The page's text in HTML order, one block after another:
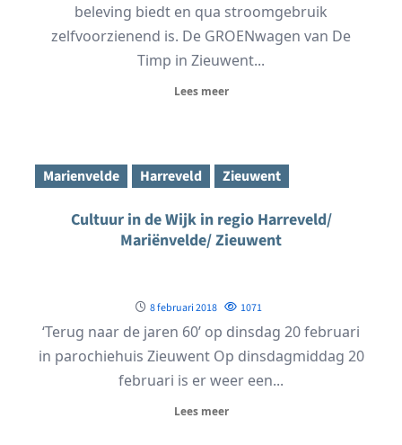
beleving biedt en qua stroomgebruik
zelfvoorzienend is. De GROENwagen van De
Timp in Zieuwent...
Lees meer
Marienvelde Harreveld Zieuwent
Cultuur in de Wijk in regio Harreveld/
Mariënvelde/ Zieuwent
8 februari 2018 1071
‘Terug naar de jaren 60’ op dinsdag 20 februari
in parochiehuis Zieuwent Op dinsdagmiddag 20
februari is er weer een...
Lees meer